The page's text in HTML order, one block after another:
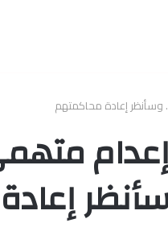
وسأنظر إعادة محاكمتهم
إعدام
إعادة